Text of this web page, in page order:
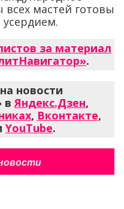
мастей готовы
за материал
.
новости
вЯндекс.Дзен,
, Вконтакте,
YouTube.